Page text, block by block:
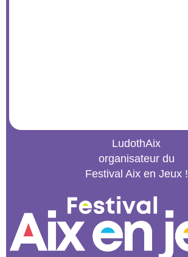
LudothAix
organisateur du
Festival Aix en Jeux !